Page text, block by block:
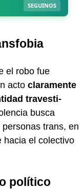
el robo fue
acto claramente
travesti-
busca
personas trans, en
hacia el colectivo
político